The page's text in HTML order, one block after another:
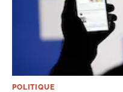
POLITIQUE